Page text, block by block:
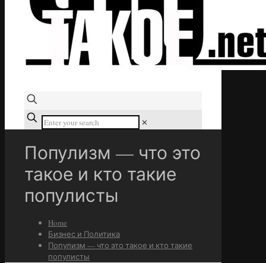
✕
Популизм — что это
такое и кто такие
популисты
Home
Бизнес и Политика
Популизм — что это такое и кто такие
популисты